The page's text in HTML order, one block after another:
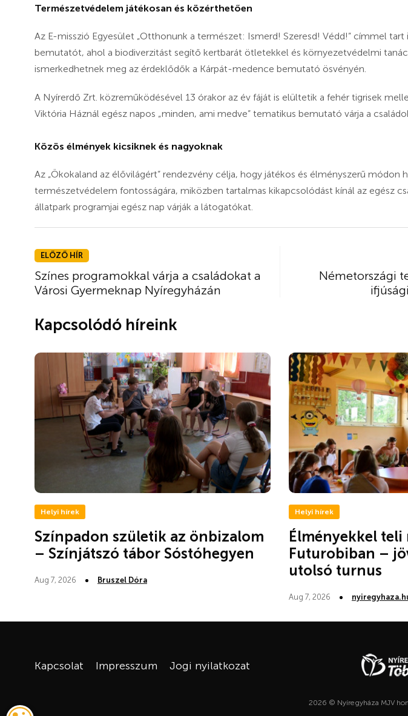
Természetvédelem játékosan és közérthetően
Az E-misszió Egyesület „Otthonunk a természet: Ismerd! Szeresd! Védd!” címmel tart
bemutatót, ahol a biodiverzitást segítő kertbarát ötletekkel és környezetvédelmi
ismerkedhetnek meg az érdeklődők a Kárpát-medence bemutató ösvényén.
A Nyírerdő Zrt. közreműködésével 13 órakor az év fáját is elültetik a fehér tigrisek
Viktória Háznál egész napos „minden, ami medve” tematikus bemutató várja a
Közös élmények kicsiknek és nagyoknak
Az „Ökokaland az élővilágért” rendezvény célja, hogy játékos és élményszerű módon
természetvédelem fontosságára, miközben tartalmas kikapcsolódást kínál az egész
állatpark programjai egész nap várják a látogatókat.
ELŐZŐ HÍR
Színes programokkal várja a családokat a
Városi Gyermeknap Nyíregyházán
Németországi
Kapcsolódó híreink
Helyi hírek
Színpadon születik az önbizalom
– Színjátszó tábor Sóstóhegyen
Aug 7, 2026 Bruszel Dóra
Helyi hírek
Élményekkel teli
Futurobiban –
utolsó turnus
Aug 7, 2026
Kapcsolat Impresszum Jogi nyilatkozat
2026 © Nyíregyháza MJV